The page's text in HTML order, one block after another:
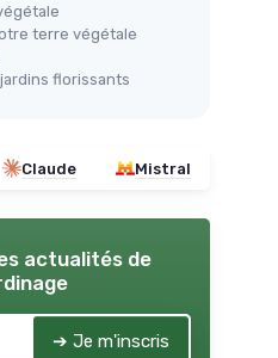
terre végétale
florissants
Claude Mistral
actualités de
➔ Je m'inscris